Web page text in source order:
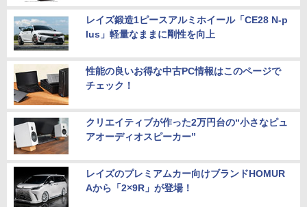
レイズ鍛造1ピースアルミホイール「CE28 N-p
lus」軽量なままに剛性を向上
性能の良いお得な中古PC情報はこのページで
チェック！
クリエイティブが作った2万円台の“小さなピュ
アオーディオスピーカー”
レイズのプレミアムカー向けブランドHOMUR
Aから「2×9R」が登場！